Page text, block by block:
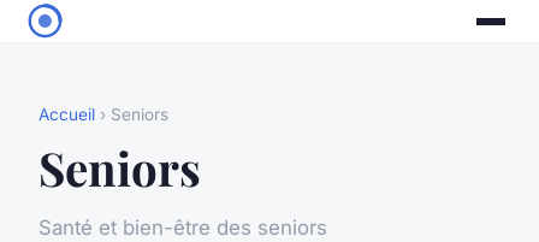
Accueil › Seniors
Seniors
Santé et bien-être des seniors